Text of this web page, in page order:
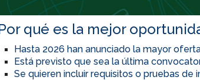
qué es la mejor
Hasta 2026 han anunciado la mayor
Está previsto que sea la última
Se quieren incluir requisitos o pruebas